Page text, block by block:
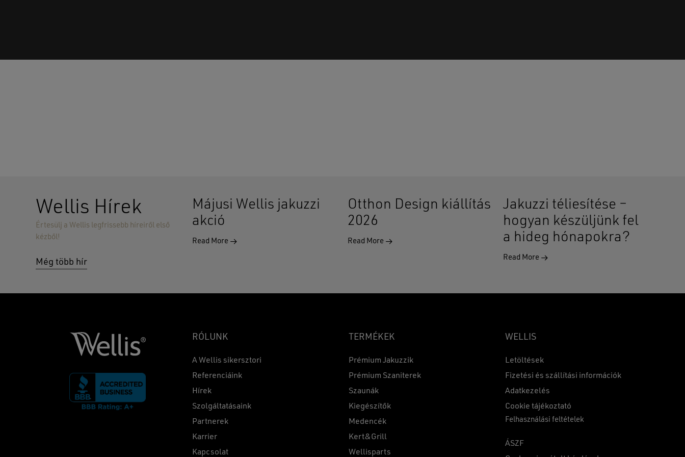
Wellis Hírek
Értesülj a Wellis legfrissebb híreiről első
kézből!
Még több hír
Májusi Wellis jakuzzi
akció
Read More
Otthon Design kiállítás
2026
Read More
Jakuzzi téliesítése –
hogyan készüljünk fel
a hideg hónapokra?
Read More
RÓLUNK
A Wellis sikersztori
Referenciáink
Hírek
Szolgáltatásaink
Partnerek
Karrier
Kapcsolat
TERMÉKEK
Prémium Jakuzzik
Prémium Szaniterek
Szaunák
Kiegészítők
Medencék
Kert&Grill
Wellisparts
WELLIS
Letöltések
Fizetési és szállítási információk
Adatkezelés
Cookie tájékoztató
Felhasználási feltételek
ÁSZF